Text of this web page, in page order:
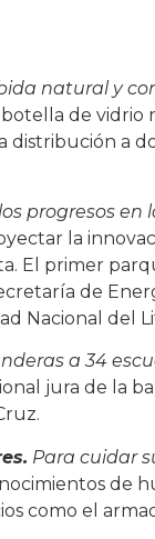
natural y
botella de
distribución a
progresos en
la
El primer
de
Nacional del
a 34
jura de la
Para cuidar
de
como el